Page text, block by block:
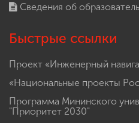
Сведения об
Быстрые ссылки
Проект «Инженерный
«Национальные проекты
Программа Мининского
"Приоритет 2030"